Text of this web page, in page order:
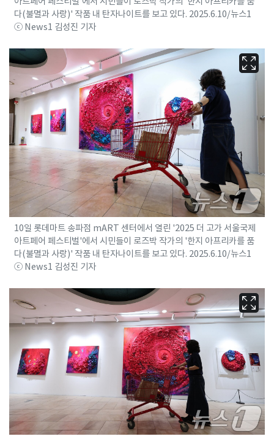
다(불멸과 사랑)' 작품 내 탄자나이트를 보고 있다. 2025.6.10/뉴스1
ⓒ News1 김성진 기자
10일 롯데마트 송파점 mART 센터에서 열린 '2025 더 고가 서울국제
아트페어 페스티벌'에서 시민들이 로즈박 작가의 '한지 아프리카를 품
다(불멸과 사랑)' 작품 내 탄자나이트를 보고 있다. 2025.6.10/뉴스1
ⓒ News1 김성진 기자